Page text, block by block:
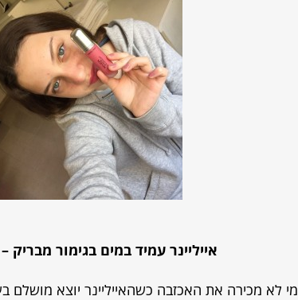
אייליינר עמיד במים בגימור מבריק –
מי לא מכירה את האכזבה כשהאייליינר יוצא מושלם